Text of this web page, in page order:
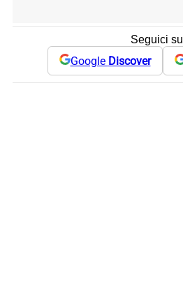
Seguici su
Google Discover